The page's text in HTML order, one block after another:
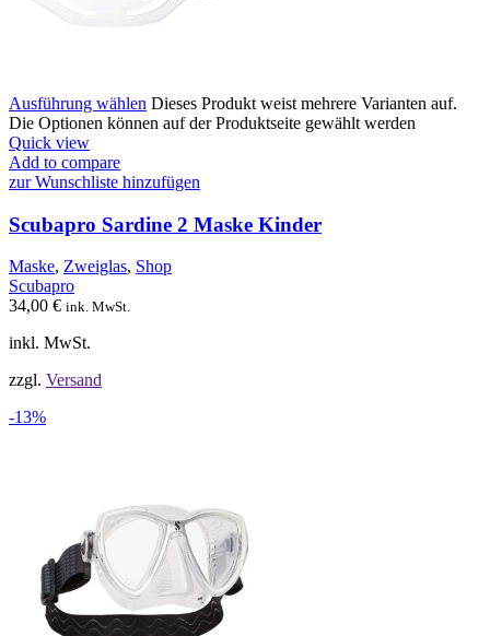
Ausführung wählen Dieses Produkt weist mehrere Varianten auf.
Die Optionen können auf der Produktseite gewählt werden
Quick view
Add to compare
zur Wunschliste hinzufügen
Scubapro Sardine 2 Maske Kinder
Maske, Zweiglas, Shop
Scubapro
34,00 € ink. MwSt.
inkl. MwSt.
zzgl. Versand
-13%